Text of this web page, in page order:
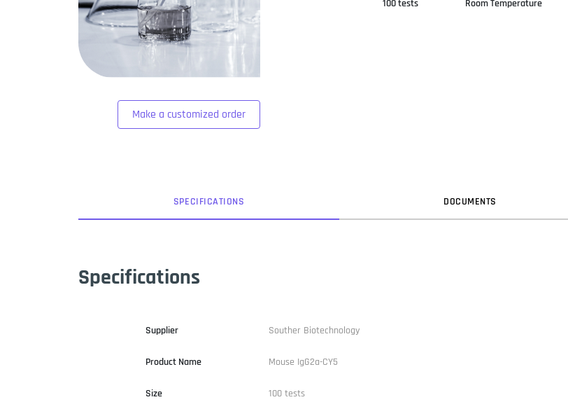
Make a customized order
100 tests Room Temperature
SPECIFICATIONS DOCUMENTS
Specifications
Supplier Souther Biotechnology
Product Name Mouse IgG2a-CY5
Size 100 tests